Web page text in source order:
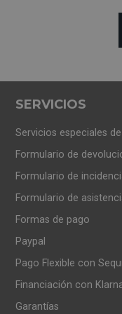
eléctricas es que
dinero en ollas o
económica, otro de los
placa eléctrica una
DE ELÉCTRICA?
SERVICIOS
Servicios especiales
Formulario de
Formulario de
Formulario de
Formas de pago
Paypal
Pago Flexible con
Financiación con
Garantías